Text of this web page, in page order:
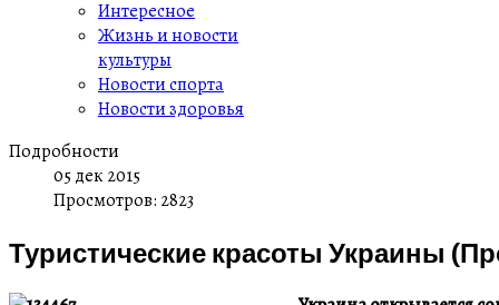
Интересное
Жизнь и новости
культуры
Новости спорта
Новости здоровья
Подробности
05 дек 2015
Просмотров: 2823
Туристические красоты Украины